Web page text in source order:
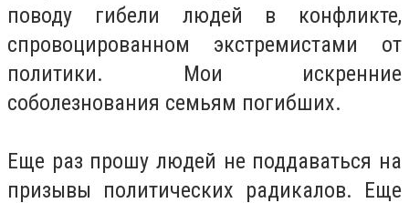
поводу гибели людей в конфликте,
спровоцированном экстремистами от
политики. Мои искренние
соболезнования семьям погибших.
Еще раз прошу людей не поддаваться на
призывы политических радикалов. Еще